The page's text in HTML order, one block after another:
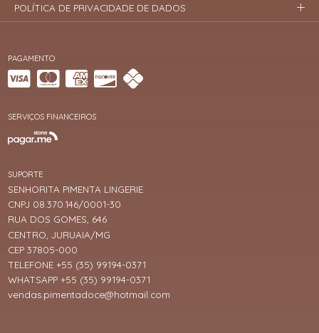
PAGAMENTO
SERVIÇOS FINANCEIROS
SUPORTE
SENHORITA PIMENTA LINGERIE
CNPJ 08.370.146/0001-30
RUA DOS GOMES, 646
CENTRO, JURUAIA/MG
CEP 37805-000
TELEFONE +55 (35) 99194-0371
WHATSAPP +55 (35) 99194-0371
vendas.pimentadoce@hotmail.com
POLÍTICA DE PRIVACIDADE DE DADOS